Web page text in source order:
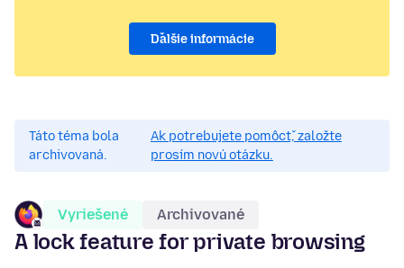
Ďalšie informácie
Táto téma bola
archivovaná.
Ak potrebujete pomôcť, založte
prosím novú otázku.
Vyriešené Archivované
A lock feature for private browsing